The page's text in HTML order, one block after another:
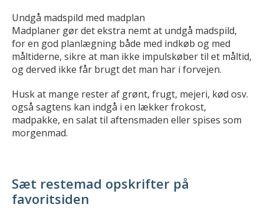
Undgå madspild med madplan
Madplaner gør det ekstra nemt at undgå madspild,
for en god planlægning både med indkøb og med
måltiderne, sikre at man ikke impulskøber til et måltid,
og derved ikke får brugt det man har i forvejen.
Husk at mange rester af grønt, frugt, mejeri, kød osv.
også sagtens kan indgå i en lækker frokost,
madpakke, en salat til aftensmaden eller spises som
morgenmad.
Sæt restemad opskrifter på
favoritsiden